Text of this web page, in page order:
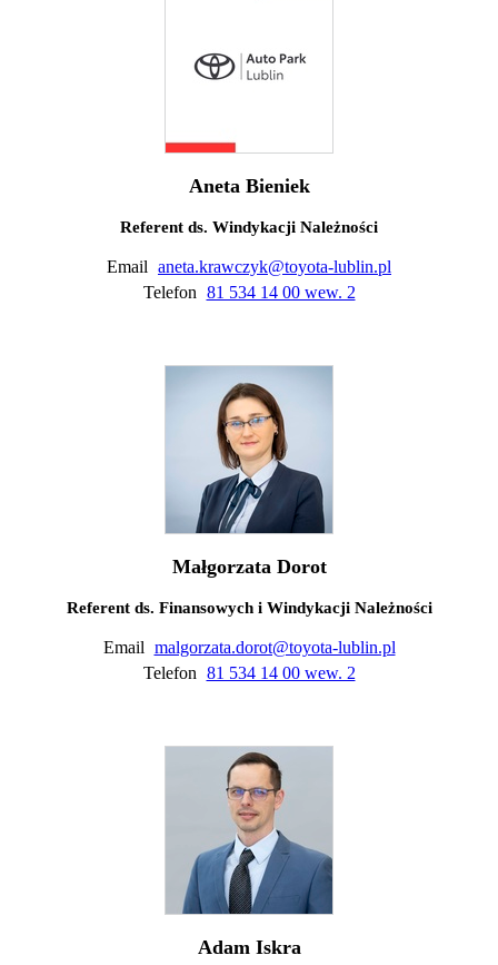
Aneta Bieniek
Referent ds. Windykacji Należności
Email aneta.krawczyk@toyota-lublin.pl
Telefon 81 534 14 00 wew. 2
Małgorzata Dorot
Referent ds. Finansowych i Windykacji Należności
Email malgorzata.dorot@toyota-lublin.pl
Telefon 81 534 14 00 wew. 2
Adam Iskra